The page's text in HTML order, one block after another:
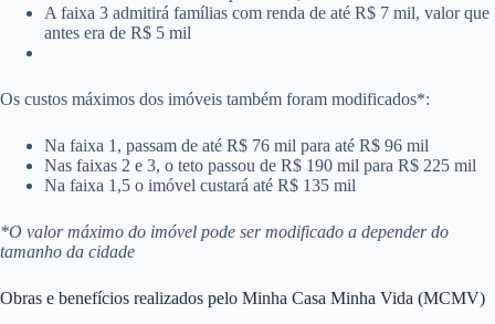
A faixa 3 admitirá famílias com renda de até R$ 7 mil, valor que
antes era de R$ 5 mil
Os custos máximos dos imóveis também foram modificados*:
Na faixa 1, passam de até R$ 76 mil para até R$ 96 mil
Nas faixas 2 e 3, o teto passou de R$ 190 mil para R$ 225 mil
Na faixa 1,5 o imóvel custará até R$ 135 mil
*O valor máximo do imóvel pode ser modificado a depender do
tamanho da cidade
Obras e benefícios realizados pelo Minha Casa Minha Vida (MCMV)